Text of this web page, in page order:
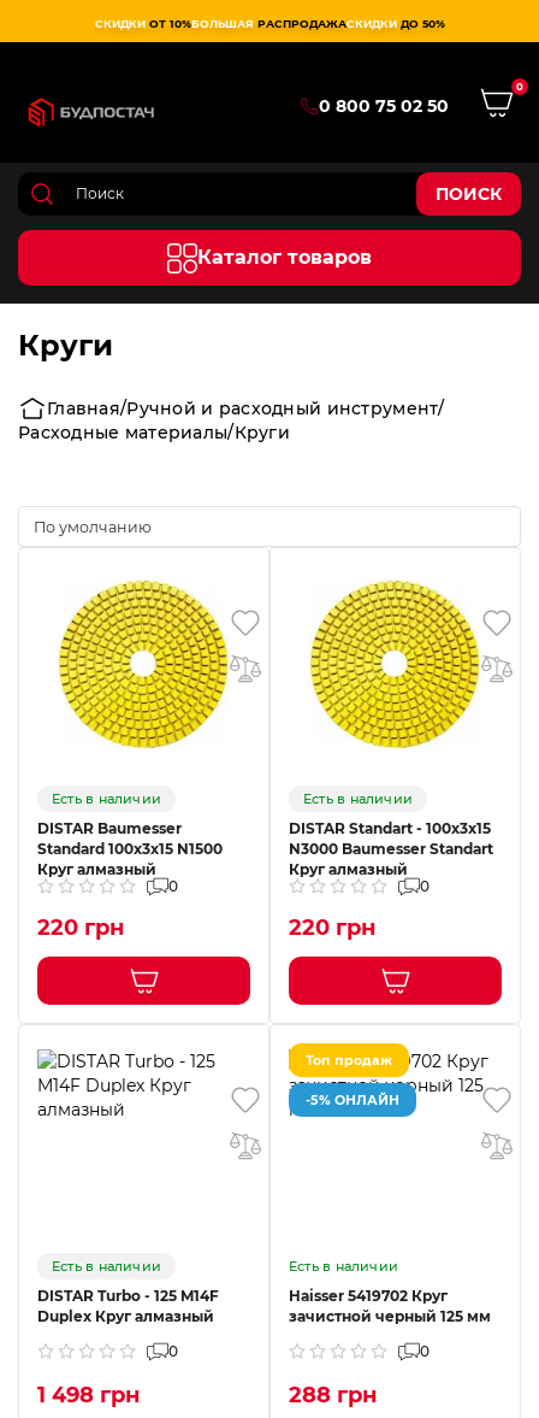
СКИДКИ ОТ 10%БОЛЬШАЯ РАСПРОДАЖАСКИДКИ ДО 50%
0 800 75 02 50
0
ПОИСК
Каталог товаров
Круги
Главная Ручной и расходный инструмент
Расходные материалы Круги
Есть в наличии
DISTAR Baumesser
Standard 100x3x15 N1500
Круг алмазный
0
220 грн
Есть в наличии
DISTAR Standart - 100x3x15
N3000 Baumesser Standart
Круг алмазный
0
220 грн
Есть в наличии
DISTAR Turbo - 125 M14F
Duplex Круг алмазный
0
1 498 грн
Топ продаж
-5% ОНЛАЙН
Есть в наличии
Haisser 5419702 Круг
зачистной черный 125 мм
0
288 грн